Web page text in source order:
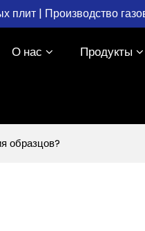
плит | Производство
О нас Продукты
образцов?